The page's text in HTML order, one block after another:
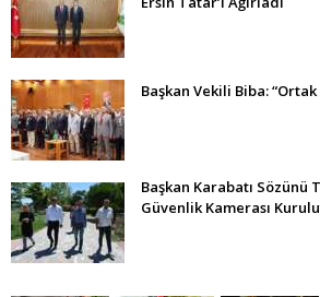
Başkan Vekili Biba:
Başkan Karabatı Sözünü
Güvenlik Kamerası